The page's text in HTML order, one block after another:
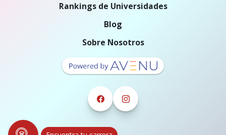
Rankings de Universidades
Blog
Sobre Nosotros